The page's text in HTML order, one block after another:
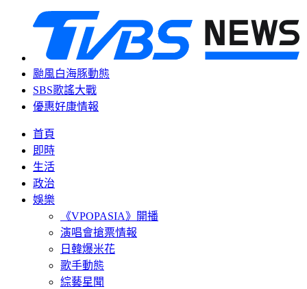
颱風白海豚動態
SBS歌謠大戰
優惠好康情報
首頁
即時
生活
政治
娛樂
《VPOPASIA》開播
演唱會搶票情報
日韓爆米花
歌手動態
綜藝星聞